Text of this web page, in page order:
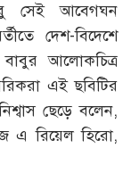
সেই আবেগঘন
দেশ-বিদেশে
আলোকচিত্র
এই ছবিটির
ছেড়ে বলেন,
এ রিয়েল হিরো,